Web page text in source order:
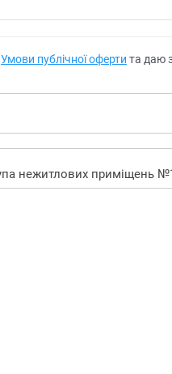
Умови публічної оферти та даю